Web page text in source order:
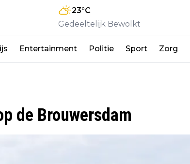
23°C
Gedeeltelijk Bewolkt
Entertainment Politie Sport Zorg
de Brouwersdam